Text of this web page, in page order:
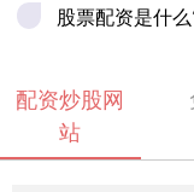
股票配资是什
配资炒股网
站